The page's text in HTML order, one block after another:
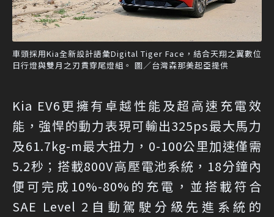
車頭採用Kia全新設計語彙Digital Tiger Face，結合天翔之翼數位
日行燈與雙月之刃貫穿尾燈組。 圖／台灣森那美起亞提供
Kia EV6更擁有卓越性能及超高速充電效
能，強悍的動力表現可輸出325ps最大馬力
及61.7kg-m最大扭力，0-100公里加速僅需
5.2秒；搭載800V高壓電池系統，18分鐘內
便可完成10%-80%的充電，並搭載符合
SAE Level 2自動駕駛分級先進系統的